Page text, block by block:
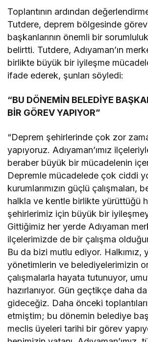
Toplantının ardından
Tutdere, deprem bölgesinde
başkanlarının önemli bir
belirtti. Tutdere, Adıyaman’ın
birlikte büyük bir iyileşme
ifade ederek, şunları söyledi:
“BU DÖNEMİN BELEDİYE
BİR GÖREV YAPIYOR”
“Deprem şehirlerinde çok zor
yapıyoruz. Adıyaman’ımız
beraber büyük bir mücadelenin
Depremle mücadelede çok ciddi
kurumlarımızın güçlü çalışmaları,
halkla ve kentle birlikte yürüttüğü
şehirlerimiz için büyük bir
Gittiğimiz her yerde Adıyaman
ilçelerimizde de bir çalışma
Bu da bizi mutlu ediyor. Halkımız,
yönetimlerin ve belediyelerimizin
çalışmalarla hayata tutunuyor,
hazırlanıyor. Gün geçtikçe daha
gideceğiz. Daha önceki
etmiştim; bu dönemin belediye
meclis üyeleri tarihi bir görev